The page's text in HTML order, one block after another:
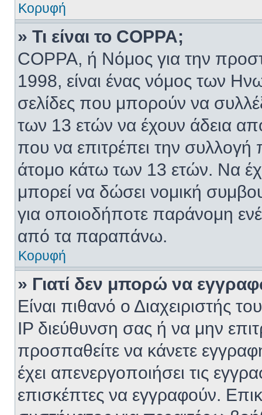
Κορυφή
» Τι είναι το COPPA;
COPPA, ή Νόμος για την
1998, είναι ένας νόμος των
σελίδες που μπορούν να
των 13 ετών να έχουν άδεια
που να επιτρέπει την
άτομο κάτω των 13 ετών. Να
μπορεί να δώσει νομική
για οποιοδήποτε παράνομη
από τα παραπάνω.
Κορυφή
» Γιατί δεν μπορώ να
Είναι πιθανό ο Διαχειριστής
IP διεύθυνση σας ή να μην
προσπαθείτε να κάνετε
έχει απενεργοποιήσει τις
επισκέπτες να εγγραφούν.